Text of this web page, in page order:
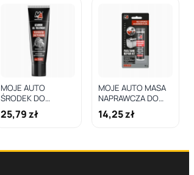
MOJE AUTO
ŚRODEK DO
REGENERACJI
SKRZYŃ BIEGÓW
25,79 zł
MOJE AUTO MASA
NAPRAWCZA DO
ZBIORNIKÓW
PALIWA 56G / MA
14,25 zł